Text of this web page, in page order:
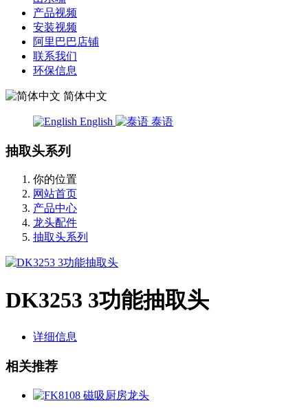
产品视频
安装视频
阿里巴巴店铺
联系我们
环保信息
简体中文
English 泰语
抽取头系列
你的位置
网站首页
产品中心
龙头配件
抽取头系列
DK3253 3功能抽取头
详细信息
相关推荐